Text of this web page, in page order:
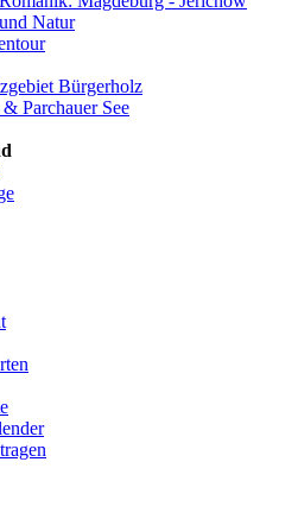
Natur
Bürgerholz
Parchauer See